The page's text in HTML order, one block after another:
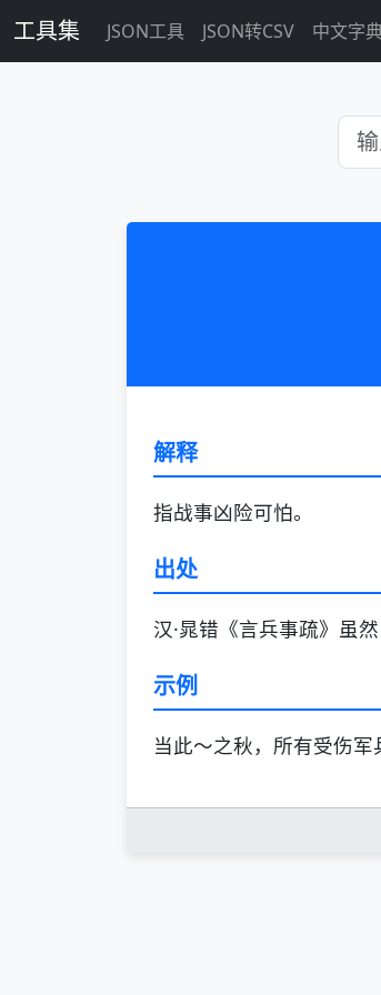
工具集 JSON工具 JSON转CSV 中文字
解释
指战事凶险可怕。
出处
汉·晁错《言兵事疏》虽
示例
当此～之秋，所有受伤